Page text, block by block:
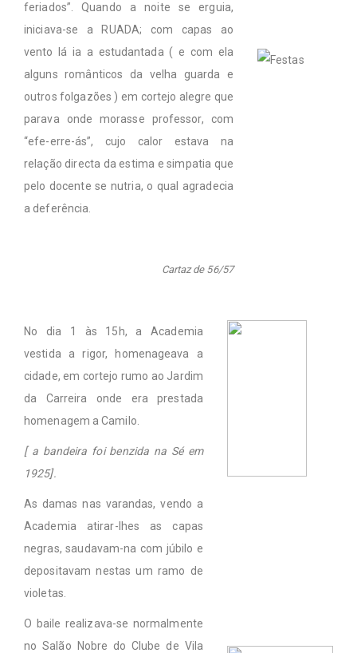
feriados”. Quando a noite se erguia,
iniciava-se a RUADA; com capas ao
vento lá ia a estudantada ( e com ela
alguns românticos da velha guarda e
outros folgazões ) em cortejo alegre que
parava onde morasse professor, com
“efe-erre-ás”, cujo calor estava na
relação directa da estima e simpatia que
pelo docente se nutria, o qual agradecia
a deferência.
Cartaz de 56/57
No dia 1 às 15h, a Academia
vestida a rigor, homenageava a
cidade, em cortejo rumo ao Jardim
da Carreira onde era prestada
homenagem a Camilo.
[ a bandeira foi benzida na Sé em
1925].
As damas nas varandas, vendo a
Academia atirar-lhes as capas
negras, saudavam-na com júbilo e
depositavam nestas um ramo de
violetas.
O baile realizava-se normalmente
no Salão Nobre do Clube de Vila